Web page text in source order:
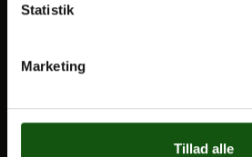
Statistik
Marketing
Tillad alle
Kontakt